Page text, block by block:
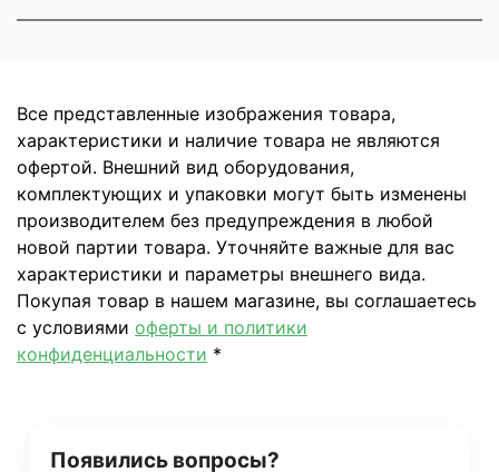
Все представленные изображения товара,
характеристики и наличие товара не являются
офертой. Внешний вид оборудования,
комплектующих и упаковки могут быть изменены
производителем без предупреждения в любой
новой партии товара. Уточняйте важные для вас
характеристики и параметры внешнего вида.
Покупая товар в нашем магазине, вы соглашаетесь
с условиями оферты и политики
конфиденциальности *
Появились вопросы?